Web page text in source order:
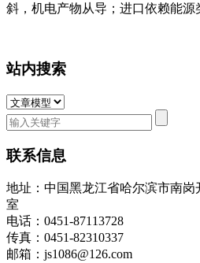
斜，机电产物从导；进口依赖能源
站内搜索
联系信息
地址：中国黑龙江省哈尔滨市南岗
室
电话：0451-87113728
传真：0451-82310337
邮箱：js1086@126.com